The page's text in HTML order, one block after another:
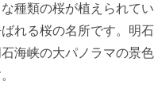
種類の桜が植えられて
れる桜の名所です。明
海峡の大パノラマの景